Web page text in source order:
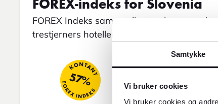
Samtykke
Vi bruker cookies
Vi bruker cookies og
FOREX-indeks for Slovenia
FOREX Indeks sammenligner
trestjerners hoteller, restaurantbesøk og taxi.
KONTANT
57%
FOREX INDEKS
REISE
73
FOREX INDEKS